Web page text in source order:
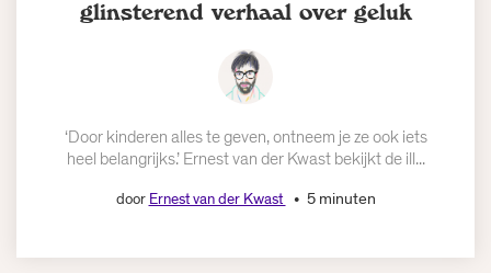
glinsterend verhaal over geluk
‘Door kinderen alles te geven, ontneem je ze ook iets
heel belangrijks.’ Ernest van der Kwast bekijkt de ill...
door Ernest van der Kwast 5 minuten